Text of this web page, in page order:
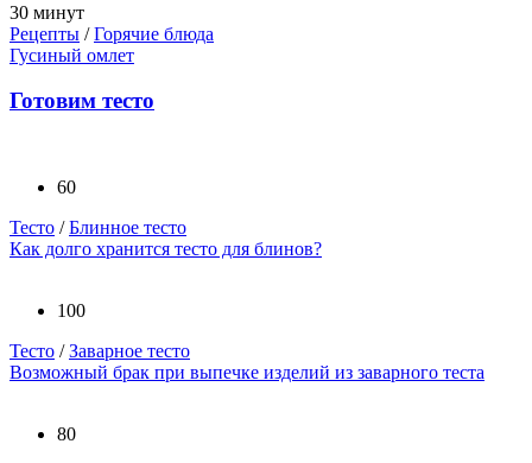
30 минут
Рецепты /Горячие блюда
Гусиный омлет
Готовим тесто
60
Тесто /Блинное тесто
Как долго хранится тесто для блинов?
100
Тесто /Заварное тесто
Возможный брак при выпечке изделий из заварного теста
80